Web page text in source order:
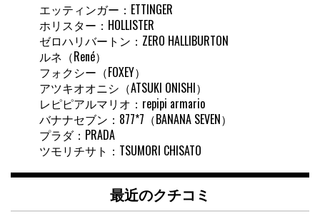
エッティンガー：ETTINGER
ホリスター：HOLLISTER
ゼロハリバートン：ZERO HALLIBURTON
ルネ（René）
フォクシー（FOXEY）
アツキオオニシ（ATSUKI ONISHI）
レピピアルマリオ：repipi armario
バナナセブン：877*7（BANANA SEVEN）
プラダ：PRADA
ツモリチサト：TSUMORI CHISATO
最近のクチコミ